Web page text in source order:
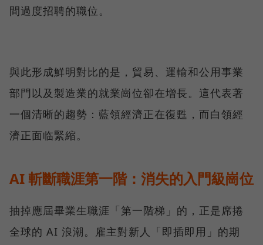
間過度招聘的職位。
與此形成鮮明對比的是，貿易、運輸和公用事業
部門以及製造業的就業崗位卻在增長。這代表著
一個清晰的趨勢：藍領經濟正在復甦，而白領經
濟正面临緊縮。
AI 斬斷職涯第一階：消失的入門級崗位
抽掉應屆畢業生職涯「第一階梯」的，正是席捲
全球的 AI 浪潮。雇主對新人「即插即用」的期